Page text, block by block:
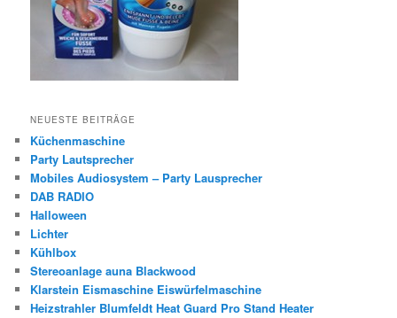
NEUESTE BEITRÄGE
Küchenmaschine
Party Lautsprecher
Mobiles Audiosystem – Party Lausprecher
DAB RADIO
Halloween
Lichter
Kühlbox
Stereoanlage auna Blackwood
Klarstein Eismaschine Eiswürfelmaschine
Heizstrahler Blumfeldt Heat Guard Pro Stand Heater